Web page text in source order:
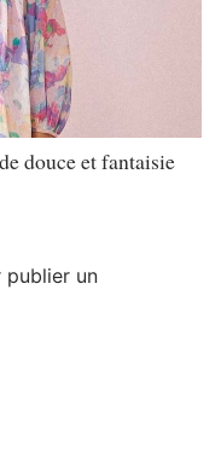
douce et fantaisie
publier un